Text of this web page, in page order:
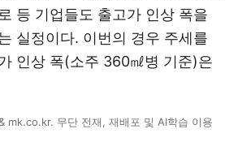
등 기업들도 출고가 인상 폭을
실정이다. 이번의 경우 주세를
인상 폭(소주 360㎖병 기준)은
무단 전재, 재배포 및 AI학습 이용